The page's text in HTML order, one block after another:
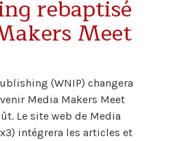
rebaptisé
Meet
(WNIP) changera
Media Makers Meet
Le site web de Media
intégrera les articles et